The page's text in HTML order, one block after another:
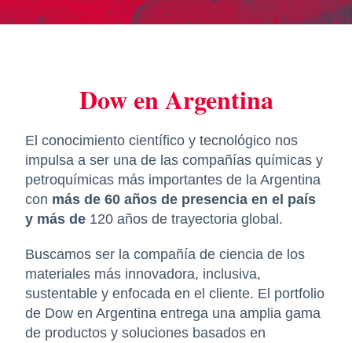
Dow en Argentina
El conocimiento científico y tecnológico nos
impulsa a ser una de las compañías químicas y
petroquímicas más importantes de la Argentina
con más de 60 años de presencia en el país
y más de 120 años de trayectoria global.
Buscamos ser la compañía de ciencia de los
materiales más innovadora, inclusiva,
sustentable y enfocada en el cliente. El portfolio
de Dow en Argentina entrega una amplia gama
de productos y soluciones basados en